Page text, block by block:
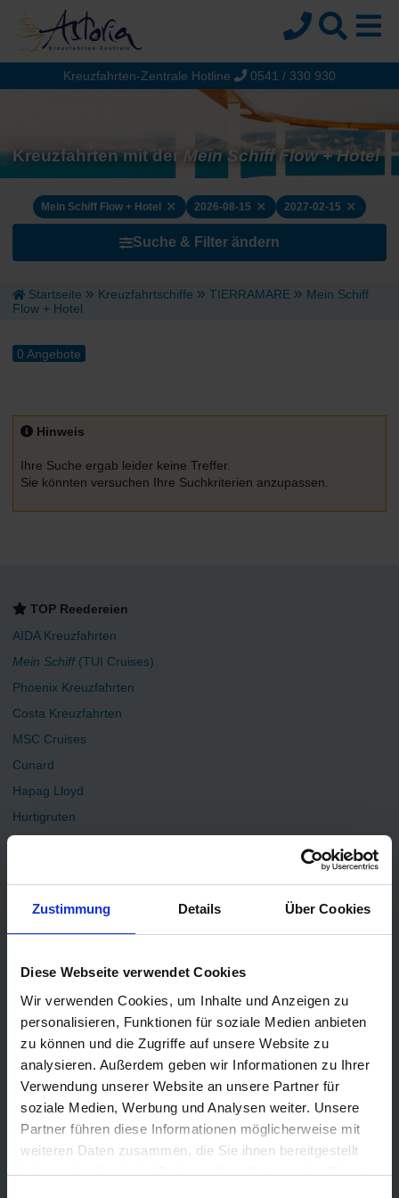
Zustimmung Details Über Cookies
Diese Webseite verwendet Cookies
Wir verwenden Cookies, um Inhalte und Anzeigen zu
personalisieren, Funktionen für soziale Medien anbieten
zu können und die Zugriffe auf unsere Website zu
analysieren. Außerdem geben wir Informationen zu Ihrer
Verwendung unserer Website an unsere Partner für
soziale Medien, Werbung und Analysen weiter. Unsere
Partner führen diese Informationen möglicherweise mit
weiteren Daten zusammen, die Sie ihnen bereitgestellt
haben oder die sie im Rahmen Ihrer Nutzung der Dienste
Startseite
Themen
Reedereien
Wissen
Suche
Kreuzfahrten-Zentrale Hotline 0541 / 330 930
Kreuzfahrten mit der Mein Schiff Flow + Hotel
Suche & Filter ändern
Mein Schiff Flow + Hotel × 2026-08-15 × 2027-02-15 ×
Startseite Kreuzfahrtschiffe TIERRAMARE
Mein Schiff
Flow + Hotel
0 Angebote
Hinweis
Ihre Suche ergab leider keine Treffer.
Sie könnten versuchen Ihre Suchkriterien anzupassen.
TOP Reedereien
AIDA Kreuzfahrten
Mein Schiff(TUI Cruises)
Phoenix Kreuzfahrten
Costa Kreuzfahrten
MSC Cruises
Cunard
Hapag Lloyd
Hurtigruten
TOP Reiseziele
Kreuzfahrt Mittelmeer
Ostsee Kreuzfahrt
Kreuzfahrt Kanaren
Kreuzfahrt Nordkap
Kreuzfahrt Asien
Kreuzfahrt Island
Kreuzfahrt Südamerika